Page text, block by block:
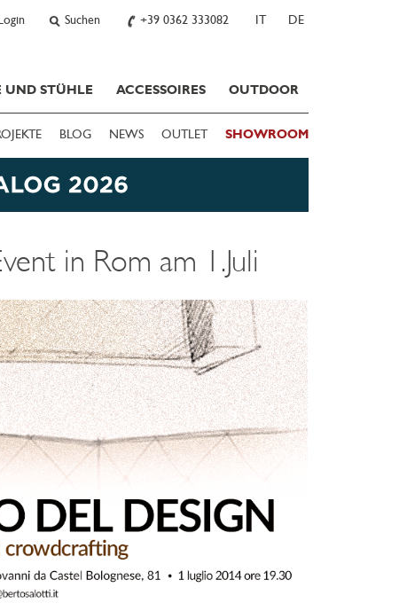
Suchen +39 0362 333082 IT DE
UND STÜHLE ACCESSOIRES OUTDOOR
BLOG NEWS OUTLET SHOWROOM
in Rom am 1.Juli